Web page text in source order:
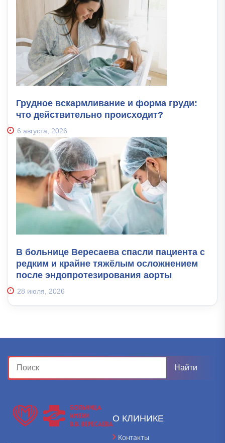
Грудное вскармливание и форма груди:
что действительно происходит?
6 августа, 2026
В больнице Вересаева спасли пациента с
редким и крайне тяжёлым осложнением
после эндопротезирования аорты
28 июля, 2026
О КЛИНИКЕ
Контакты